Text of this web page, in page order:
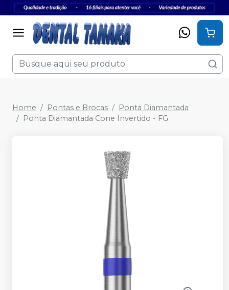
Home Pontas e Brocas
Ponta Diamantada
Ponta Diamantada Cone Invertido - FG